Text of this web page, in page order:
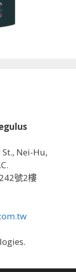
Nei-Hu,
號2樓